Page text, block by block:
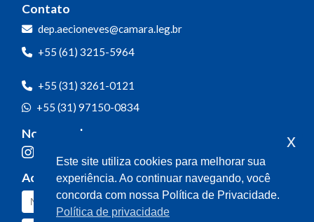
Contato
dep.aecioneves@camara.leg.br
+55 (61) 3215-5964
+55 (31) 3261-0121
+55 (31) 97150-0834
Nossas redes
Acompanhe o meu mandato
Este site utiliza cookies para melhorar sua
experiência. Ao continuar navegando, você
concorda com nossa Política de Privacidade.
Política de privacidade
x